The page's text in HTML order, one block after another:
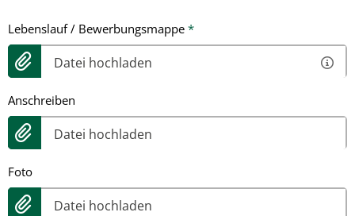
Lebenslauf / Bewerbungsmappe *
Datei hochladen
Anschreiben
Datei hochladen
Foto
Datei hochladen